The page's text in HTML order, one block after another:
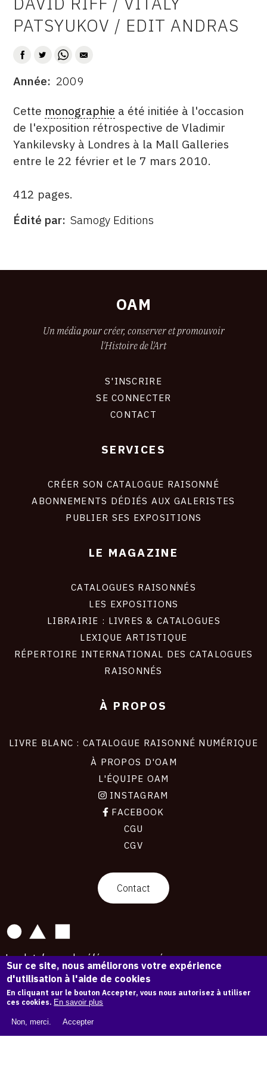
CONTACT
SUIVEZ-NOUS
INSTAGRAM
FACEBOOK
PATSYUKOV / EDIT ANDRAS
DATE
Année 2009
DESCRITPTION
Cette monographie a été initiée à l'occasion
de l'exposition rétrospective de Vladimir
Yankilevsky à Londres à la Mall Galleries
entre le 22 février et le 7 mars 2010.
412 pages.
ÉDITÉ
Édité par Samogy Editions
OAM
Un média pour créer, conserver et promouvoir
l'Histoire de l'Art
S'INSCRIRE
SE CONNECTER
CONTACT
SERVICES
CRÉER SON CATALOGUE RAISONNÉ
ABONNEMENTS DÉDIÉS AUX GALERISTES
PUBLIER SES EXPOSITIONS
LE MAGAZINE
CATALOGUES RAISONNÉS
LES EXPOSITIONS
LIBRAIRIE : LIVRES & CATALOGUES
LEXIQUE ARTISTIQUE
RÉPERTOIRE INTERNATIONAL DES CATALOGUES
RAISONNÉS
À PROPOS
LIVRE BLANC : CATALOGUE RAISONNÉ NUMÉRIQUE
À PROPOS D'OAM
L'ÉQUIPE OAM
INSTAGRAM
FACEBOOK
CGU
CGV
Contact
La plateforme de référence pour créer,
conserver et promouvoir l'Histoire de l'Art.
Des catalogues raisonnés aux archives
d'expositions.
43 254 œuvres d'art — 7 587 expositions
Copyright © OAM 2026. Tous droits réservés.
Sur ce site, nous améliorons votre expérience
d'utilisation à l'aide de cookies
En cliquant sur le bouton Accepter, vous nous autorisez à utiliser
ces cookies. En savoir plus
Non, merci. Accepter